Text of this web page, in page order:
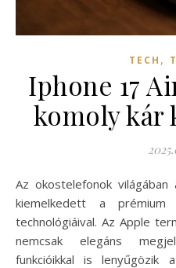
TECH ,
Iphone 17
komoly kár
Az okostelefonok világában
kiemelkedett a prémium
technológiáival. Az Apple
nemcsak elegáns
funkcióikkal is lenyűgözik